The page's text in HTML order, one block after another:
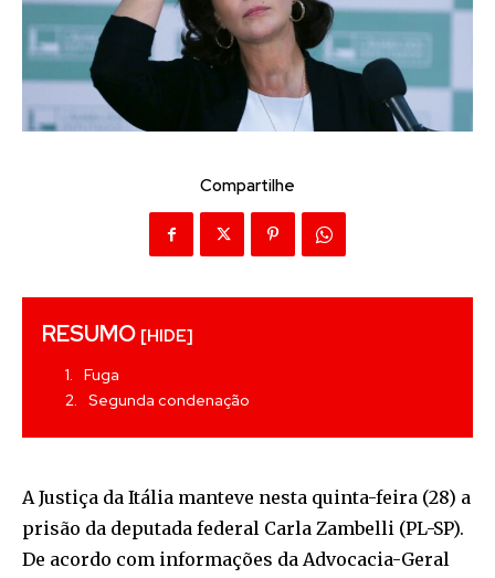
Compartilhe
RESUMO [HIDE]
Fuga
Segunda condenação
A Justiça da Itália manteve nesta quinta-feira (28) a
prisão da deputada federal Carla Zambelli (PL-SP).
De acordo com informações da Advocacia-Geral